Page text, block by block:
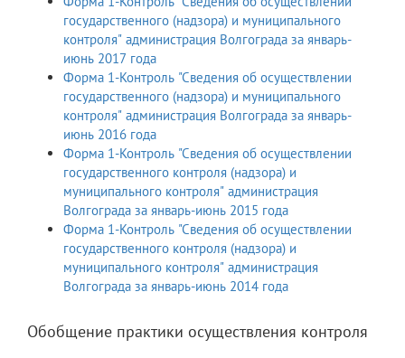
государственного (надзора) и муниципального
контроля" администрация Волгограда за январь-
июнь 2017 года
Форма 1-Контроль "Сведения об осуществлении
государственного (надзора) и муниципального
контроля" администрация Волгограда за январь-
июнь 2016 года
Форма 1-Контроль "Сведения об осуществлении
государственного контроля (надзора) и
муниципального контроля" администрация
Волгограда за январь-июнь 2015 года
Форма 1-Контроль "Сведения об осуществлении
государственного контроля (надзора) и
муниципального контроля" администрация
Волгограда за январь-июнь 2014 года
Обобщение практики осуществления контроля